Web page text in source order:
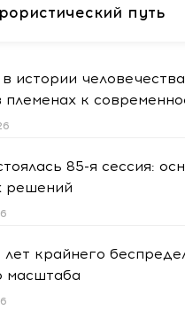
путь
к
85-я сессия:
решений
крайнего
масштаба